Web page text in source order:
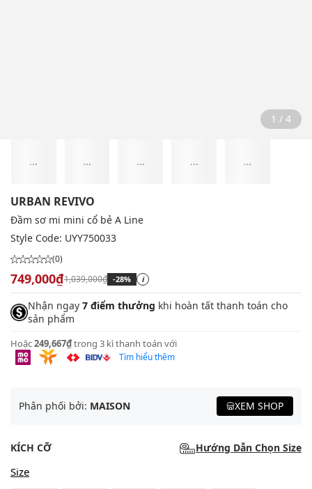
1 / 4
... ... ... ... ...
URBAN REVIVO
Đầm sơ mi mini cổ bẻ A Line
Style Code: UYY750033
(0)
749,000₫1,039,000₫ -28% i
Nhận ngay 7 điểm thưởng khi hoàn tất thanh toán cho
sản phẩm
Hoặc249,667₫trong 3 kì thanh toán với
Tìm hiểu thêm
Phân phối bởi: MAISON XEM SHOP
KÍCH CỠ Hướng Dẫn Chọn Size
Size